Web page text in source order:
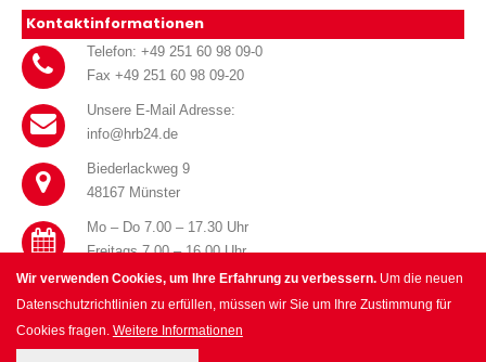
Wir verwenden Cookies, um Ihre Erfahrung zu verbessern. Um die neuen
Datenschutzrichtlinien zu erfüllen, müssen wir Sie um Ihre Zustimmung für
Cookies fragen. Weitere Informationen
Kontaktinformationen
Telefon: +49 251 60 98 09-0
Fax +49 251 60 98 09-20
Unsere E-Mail Adresse:
info@hrb24.de
Biederlackweg 9
48167 Münster
Mo – Do 7.00 – 17.30 Uhr
Freitags 7.00 – 16.00 Uhr